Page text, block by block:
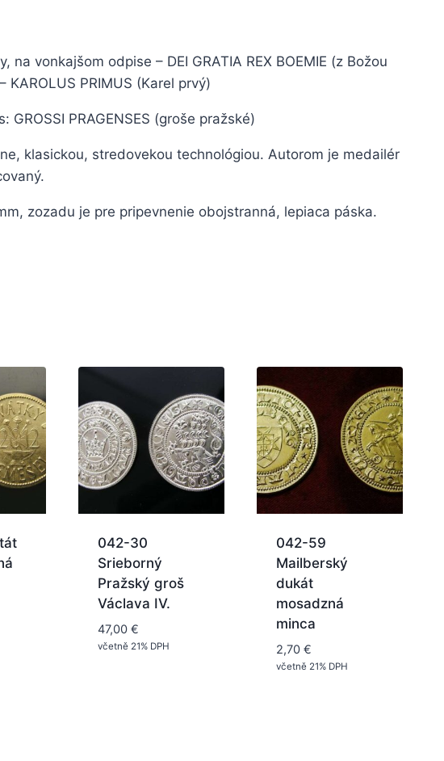
vonkajšom odpise – DEI GRATIA REX BOEMIE (z Božou
PRIMUS (Karel prvý)
GROSSI PRAGENSES (groše pražské)
klasickou, stredovekou technológiou. Autorom je medailér
zozadu je pre pripevnenie obojstranná, lepiaca páska.
042-30
Srieborný
Pražský groš
Václava IV.
47,00€
včetně 21% DPH
042-59
Mailberský
dukát
mosadzná
minca
2,70€
včetně 21% DPH